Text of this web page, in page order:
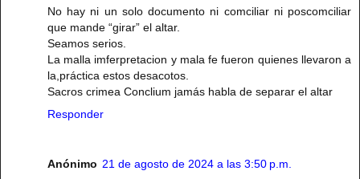
No hay ni un solo documento ni comciliar ni poscomciliar
que mande “girar” el altar.
Seamos serios.
La malla imferpretacion y mala fe fueron quienes llevaron a
la,práctica estos desacotos.
Sacros crimea Conclium jamás habla de separar el altar
Responder
Anónimo 21 de agosto de 2024 a las 3:50 p.m.